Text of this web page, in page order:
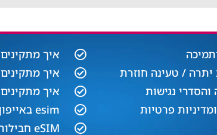
יתרה / טעינה חוזרת
נגישות
פרטיות
איך מתקינים eSIM באייפון
איך מתקינים eSIM בסמסונג
איך מתקינים eSIM אנדרואיד​
esim באייפון
eSIM חבילות גלישה בחול